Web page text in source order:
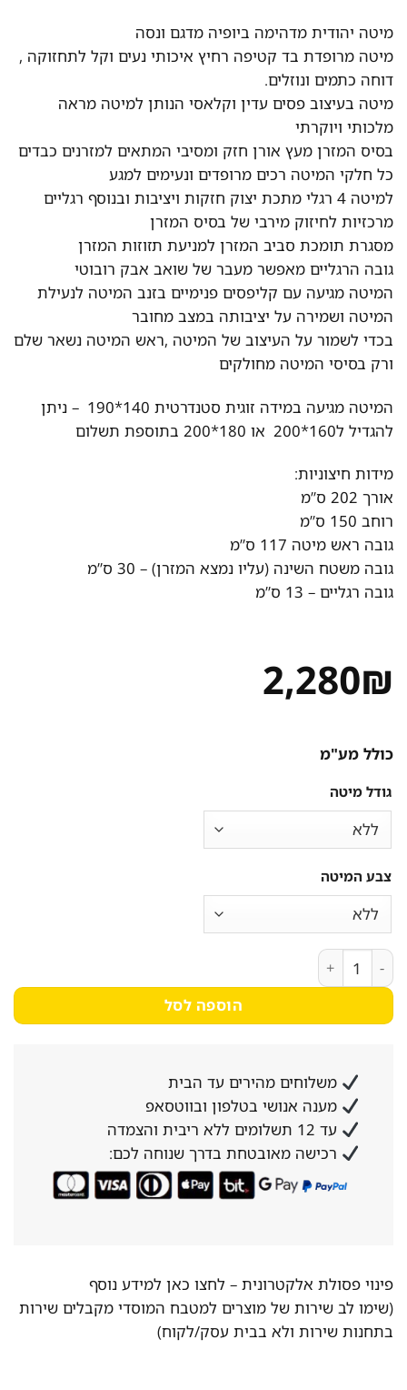
מיטה יהודית מדהימה ביופיה מדגם ונסה
מיטה מרופדת בד קטיפה רחיץ איכותי נעים וקל לתחזוקה ,
דוחה כתמים ונוזלים.
מיטה בעיצוב פסים עדין וקלאסי הנותן למיטה מראה
מלכותי ויוקרתי
בסיס המזרן מעץ אורן חזק ומסיבי המתאים למזרנים כבדים
כל חלקי המיטה רכים מרופדים ונעימים למגע
למיטה 4 רגלי מתכת יצוק חזקות ויציבות ובנוסף רגליים
מרכזיות לחיזוק מירבי של בסיס המזרן
מסגרת תומכת סביב המזרן למניעת תזוזות המזרן
גובה הרגליים מאפשר מעבר של שואב אבק רובוטי
המיטה מגיעה עם קליפסים פנימיים בזנב המיטה לנעילת
המיטה ושמירה על יציבותה במצב מחובר
בכדי לשמור על העיצוב של המיטה ,ראש המיטה נשאר שלם
ורק בסיסי המיטה מחולקים
המיטה מגיעה במידה זוגית סטנדרטית 140*190 – ניתן
להגדיל ל160*200 או 180*200 בתוספת תשלום
מידות חיצוניות:
אורך 202 ס”מ
רוחב 150 ס”מ
גובה ראש מיטה 117 ס”מ
גובה משטח השינה (עליו נמצא המזרן) – 30 ס”מ
גובה רגליים – 13 ס”מ
2,280₪
כולל מע"מ
גודל מיטה
צבע המיטה
כמות של מיטה יהודית מפוארת מרופדת בד קטיפה דגם ונסה
הוספה לסל
משלוחים מהירים עד הבית
מענה אנושי בטלפון ובווטסאפ
עד 12 תשלומים ללא ריבית והצמדה
רכישה מאובטחת בדרך שנוחה לכם:
פינוי פסולת אלקטרונית – לחצו כאן למידע נוסף
(שימו לב שירות של מוצרים למטבח המוסדי מקבלים שירות
בתחנות שירות ולא בבית עסק/לקוח)